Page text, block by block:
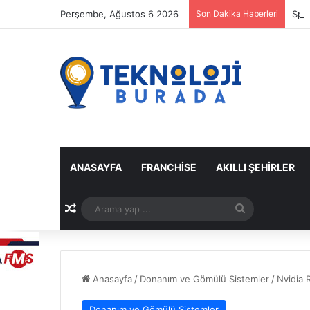
Perşembe, Ağustos 6 2026 Son Dakika Haberleri
ANASAYFA FRANCHISE AKILLI ŞEHIRLER
Rastgele Makale
yap
Anasayfa / Donanım ve Gömülü Sistemler / Nvidia